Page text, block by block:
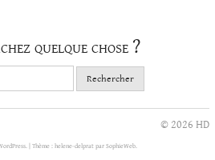
quelque chose ?
© 2026 HD
Thème : helene-delprat par SophieWeb.